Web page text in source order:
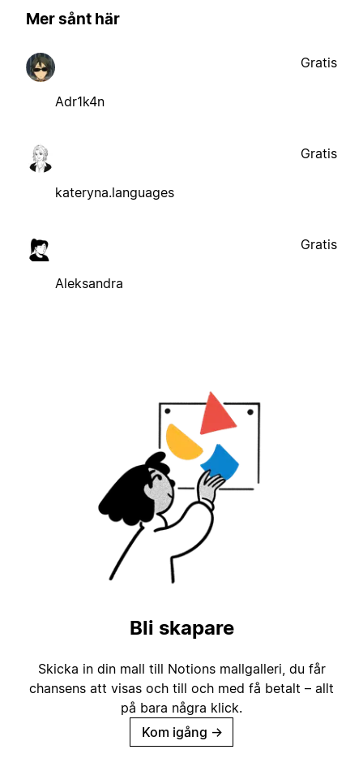
Mer sånt här
Adr1k4n
Gratis
kateryna.languages
Gratis
Aleksandra
Gratis
Bli skapare
Skicka in din mall till Notions mallgalleri, du får
chansens att visas och till och med få betalt – allt
på bara några klick.
Kom igång →